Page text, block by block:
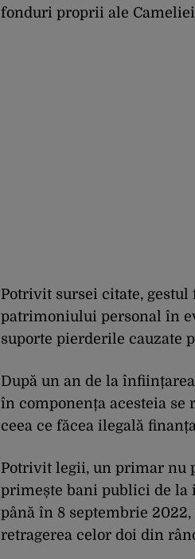
fonduri proprii ale
Potrivit sursei citate,
patrimoniului personal în
suporte pierderile cauzate
După un an de la
în componența acesteia se
ceea ce făcea ilegală
Potrivit legii, un primar nu
primește bani publici de la
până în 8 septembrie
retragerea celor doi din